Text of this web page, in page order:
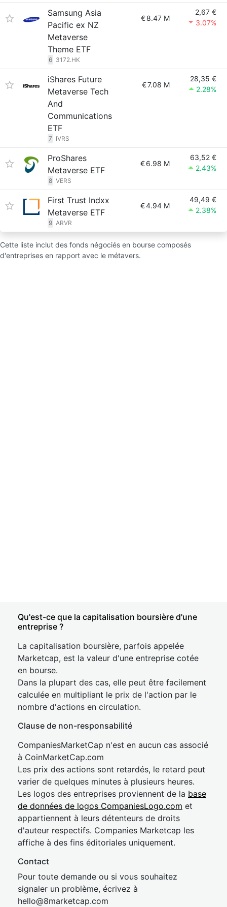
Samsung Asia
Pacific ex NZ
Metaverse
Theme ETF
6 3172.HK
€8.47 M
2,67 €
3.07%
iShares Future
Metaverse Tech
And
Communications
ETF
7 IVRS
€7.08 M
28,35 €
2.28%
ProShares
Metaverse ETF
8 VERS
€6.98 M
63,52 €
2.43%
First Trust Indxx
Metaverse ETF
9 ARVR
€4.94 M
49,49 €
2.38%
Cette liste inclut des fonds négociés en bourse composés
d'entreprises en rapport avec le métavers.
Qu'est-ce que la capitalisation boursière d'une
entreprise ?
La capitalisation boursière, parfois appelée
Marketcap, est la valeur d'une entreprise cotée
en bourse.
Dans la plupart des cas, elle peut être facilement
calculée en multipliant le prix de l'action par le
nombre d'actions en circulation.
Clause de non-responsabilité
CompaniesMarketCap n'est en aucun cas associé
à CoinMarketCap.com
Les prix des actions sont retardés, le retard peut
varier de quelques minutes à plusieurs heures.
Les logos des entreprises proviennent de la base
de données de logos CompaniesLogo.com et
appartiennent à leurs détenteurs de droits
d'auteur respectifs. Companies Marketcap les
affiche à des fins éditoriales uniquement.
Contact
Pour toute demande ou si vous souhaitez
signaler un problème, écrivez à
hello@8marketcap.com